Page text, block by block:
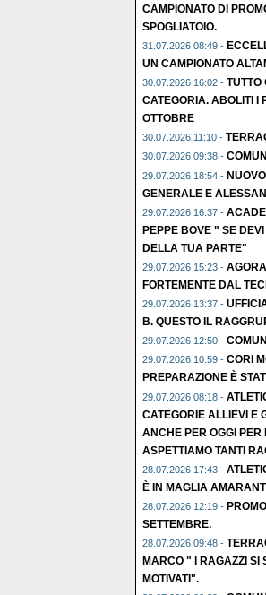
CAMPIONATO DI
SPOGLIATOIO.
31.07.2026 08:49 -
UN CAMPIONATO
30.07.2026 16:02 - TUTTO
CATEGORIA. ABOLITI I
OTTOBRE
30.07.2026 11:10 -
30.07.2026 09:38 -
29.07.2026 18:54 -
GENERALE E
29.07.2026 16:37 -
PEPPE BOVE " SE
DELLA TUA PARTE"
29.07.2026 15:23 -
FORTEMENTE DAL
29.07.2026 13:37 -
B. QUESTO IL
29.07.2026 12:50 -
29.07.2026 10:59 - CORI
PREPARAZIONE È
29.07.2026 08:18 -
CATEGORIE ALLIEVI E
ANCHE PER OGGI PER
ASPETTIAMO TANTI
28.07.2026 17:43 -
È IN MAGLIA
28.07.2026 12:19 -
SETTEMBRE.
28.07.2026 09:48 -
MARCO " I RAGAZZI SI
MOTIVATI".